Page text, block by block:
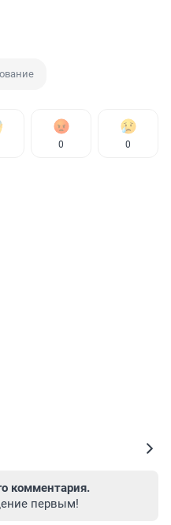
0 0
комментария.
первым!